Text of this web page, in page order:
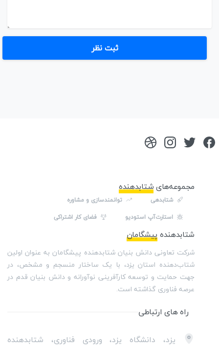
مجموعه‌هایشتابدهنده
شتابدهی
توانمندسازی و مشاوره
استارت‌آپ استودیو
فضای کار اشتراکی
شتابدهندهپیشگامان
شرکت تعاونی دانش بنیان شتابدهنده پیشگامان به عنوان اولین
شتاب‌دهنده استان یزد، با یک ساختار منسجم و مشخص، در
جهت حمایت و توسعه کارآفرینی نوآورانه و دانش بنیان قدم در
عرصه فناوری گذاشته است.
راه های ارتباطی
یزد، دانشگاه یزد، ورودی فناوری، شتابدهنده